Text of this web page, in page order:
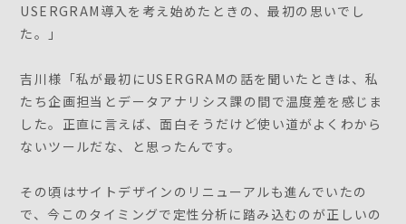
USERGRAM導入を考え始めたときの、最初の思いでし
た。」
吉川様「私が最初にUSERGRAMの話を聞いたときは、私
たち企画担当とデータアナリシス課の間で温度差を感じま
した。正直に言えば、面白そうだけど使い道がよくわから
ないツールだな、と思ったんです。
その頃はサイトデザインのリニューアルも進んでいたの
で、今このタイミングで定性分析に踏み込むのが正しいの